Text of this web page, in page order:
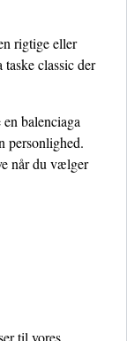
rigtige eller
classic der
balenciaga
personlighed.
når du vælger
til vores